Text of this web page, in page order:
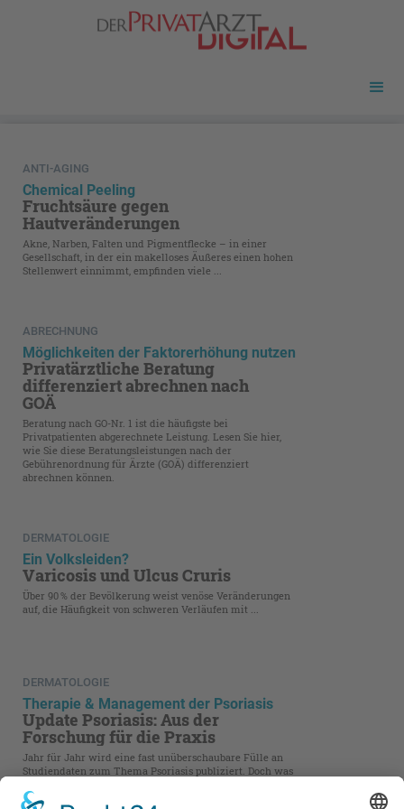
ANTI-AGING
Chemical Peeling
Fruchtsäure gegen
Hautveränderungen
Akne, Narben, Falten und Pigmentflecke – in einer
Gesellschaft, in der ein makelloses Äußeres einen hohen
Stellenwert einnimmt, empfinden viele ...
ABRECHNUNG
Möglichkeiten der Faktorerhöhung nutzen
Privatärztliche Beratung
differenziert abrechnen nach
GOÄ
Beratung nach GO-Nr. 1 ist die häufigste bei
Privatpatienten abgerechnete Leistung. Lesen Sie hier,
wie Sie diese Beratungsleistungen nach der
Gebührenordnung für Ärzte (GOÄ) differenziert
abrechnen können.
DERMATOLOGIE
Ein Volksleiden?
Varicosis und Ulcus Cruris
Über 90 % der Bevölkerung weist venöse Veränderungen
auf, die Häufigkeit von schweren Verläufen mit ...
DERMATOLOGIE
Therapie & Management der Psoriasis
Update Psoriasis: Aus der
Forschung für die Praxis
Jahr für Jahr wird eine fast unüberschaubare Fülle an
Studiendaten zum Thema Psoriasis publiziert. Doch was
Highlights aus der Forschung sind aktuelle